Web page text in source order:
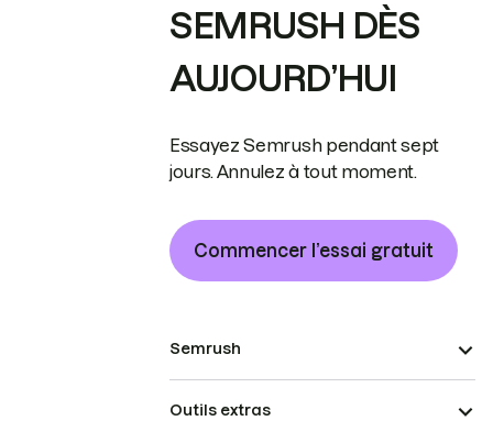
SEMRUSH DÈS
AUJOURD’HUI
Essayez Semrush pendant sept
jours. Annulez à tout moment.
Commencer l’essai gratuit
Semrush
Outils extras